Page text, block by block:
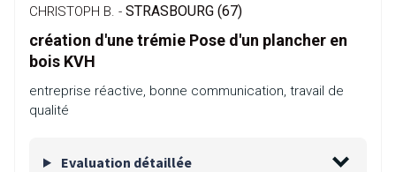
CHRISTOPH B. - STRASBOURG (67)
création d'une trémie Pose d'un plancher en
bois KVH
entreprise réactive, bonne communication, travail de
qualité
Evaluation détaillée